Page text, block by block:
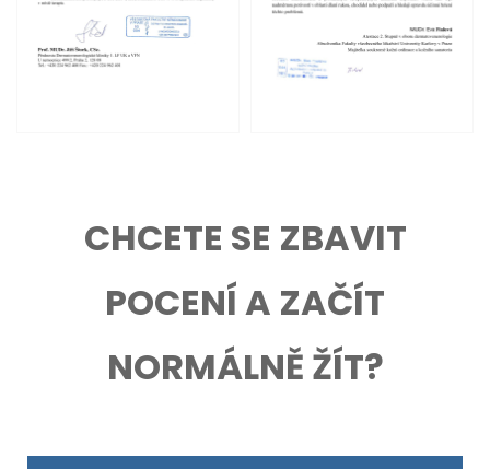
CHCETE SE ZBAVIT
POCENÍ A ZAČÍT
NORMÁLNĚ ŽÍT?